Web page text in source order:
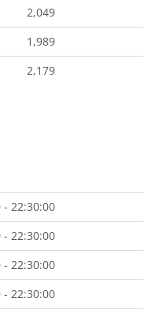
2,049
1,989
2,179
- 22:30:00
- 22:30:00
- 22:30:00
- 22:30:00